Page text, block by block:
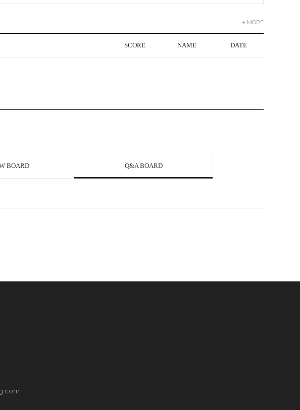
+ MORE
SCORE NAME DATE
BOARD Q&A BOARD